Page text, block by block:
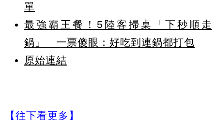
單
最強霸王餐！5陸客掃桌「下秒順走
鍋」 一票傻眼：好吃到連鍋都打包
原始連結
【往下看更多】